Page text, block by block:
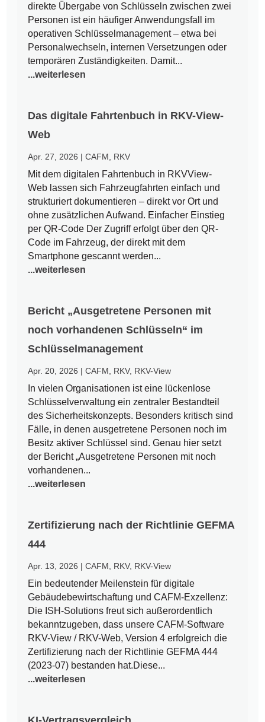
direkte Übergabe von Schlüsseln zwischen zwei
Personen ist ein häufiger Anwendungsfall im
operativen Schlüsselmanagement – etwa bei
Personalwechseln, internen Versetzungen oder
temporären Zuständigkeiten. Damit...
...weiterlesen
Das digitale Fahrtenbuch in RKV-View-
Web
Apr. 27, 2026 |CAFM RKV
Mit dem digitalen Fahrtenbuch in RKVView-
Web lassen sich Fahrzeugfahrten einfach und
strukturiert dokumentieren – direkt vor Ort und
ohne zusätzlichen Aufwand. Einfacher Einstieg
per QR-Code Der Zugriff erfolgt über den QR-
Code im Fahrzeug, der direkt mit dem
Smartphone gescannt werden...
...weiterlesen
Bericht „Ausgetretene Personen mit
noch vorhandenen Schlüsseln“ im
Schlüsselmanagement
Apr. 20, 2026 |CAFM RKV, RKV-View
In vielen Organisationen ist eine lückenlose
Schlüsselverwaltung ein zentraler Bestandteil
des Sicherheitskonzepts. Besonders kritisch sind
Fälle, in denen ausgetretene Personen noch im
Besitz aktiver Schlüssel sind. Genau hier setzt
der Bericht „Ausgetretene Personen mit noch
vorhandenen...
...weiterlesen
Zertifizierung nach der Richtlinie GEFMA
444
Apr. 13, 2026 |CAFM RKV, RKV-View
Ein bedeutender Meilenstein für digitale
Gebäudebewirtschaftung und CAFM-Exzellenz:
Die ISH-Solutions freut sich außerordentlich
bekanntzugeben, dass unsere CAFM-Software
RKV-View / RKV-Web, Version 4 erfolgreich die
Zertifizierung nach der Richtlinie GEFMA 444
(2023-07) bestanden hat.Diese...
...weiterlesen